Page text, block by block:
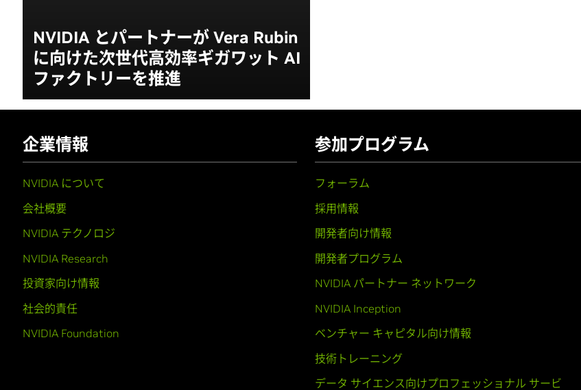
NVIDIA とパートナーが Vera Rubin
に向けた次世代高効率ギガワット AI
ファクトリーを推進
企業情報
NVIDIA について
会社概要
NVIDIA テクノロジ
NVIDIA Research
投資家向け情報
社会的責任
NVIDIA Foundation
参加プログラム
フォーラム
採用情報
開発者向け情報
開発者プログラム
NVIDIA パートナー ネットワーク
NVIDIA Inception
ベンチャー キャピタル向け情報
技術トレーニング
データ サイエンス向けプロフェッショナル サービ